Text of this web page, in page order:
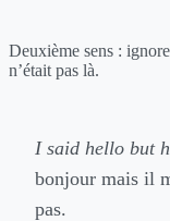
Deuxième sens :
n’était pas là.
I said hello but
bonjour mais il
pas.